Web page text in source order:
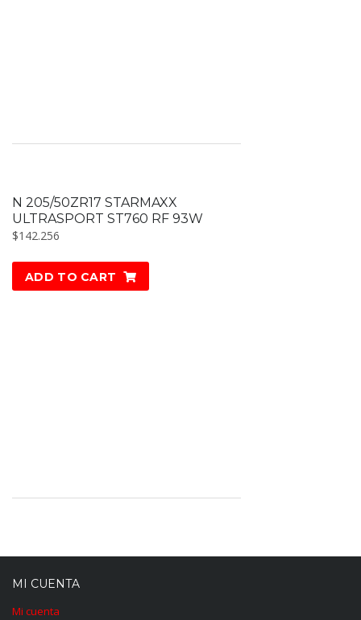
N 205/50ZR17 STARMAXX
ULTRASPORT ST760 RF 93W
$142.256
ADD TO CART
MI CUENTA
Mi cuenta